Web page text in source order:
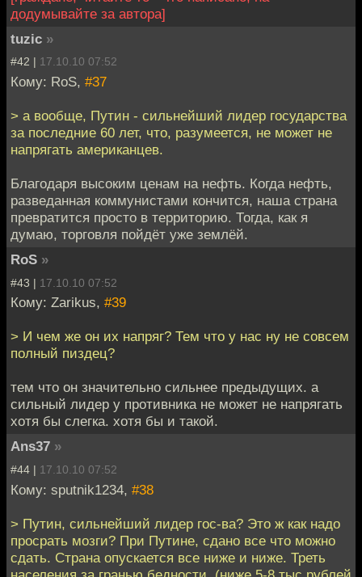
додумывайте за автора]
tuzic »
#42 | 17.10.10 07:52
Кому: RoS, #37
> а вообще, Путин - сильнейший лидер государства
за последние 60 лет, что, разумеется, не может не
напрягать американцев.
Благодаря высоким ценам на нефть. Когда нефть,
разведанная коммунистами кончится, наша страна
превратится просто в территорию. Тогда, как я
думаю, торговля пойдёт уже землёй.
RoS »
#43 | 17.10.10 07:52
Кому: Zarikus, #39
> И чем же он их напряг? Тем что у нас ну не совсем
полный пиздец?
тем что он значительно сильнее предыдущих. а
сильный лидер у противника не может не напрягать
хотя бы слегка. хотя бы и такой.
Ans37 »
#44 | 17.10.10 07:52
Кому: sputnik1234, #38
> Путин, сильнейший лидер гос-ва? Это ж как надо
просрать мозги? При Путине, сдано все что можно
сдать. Страна опускается все ниже и ниже. Треть